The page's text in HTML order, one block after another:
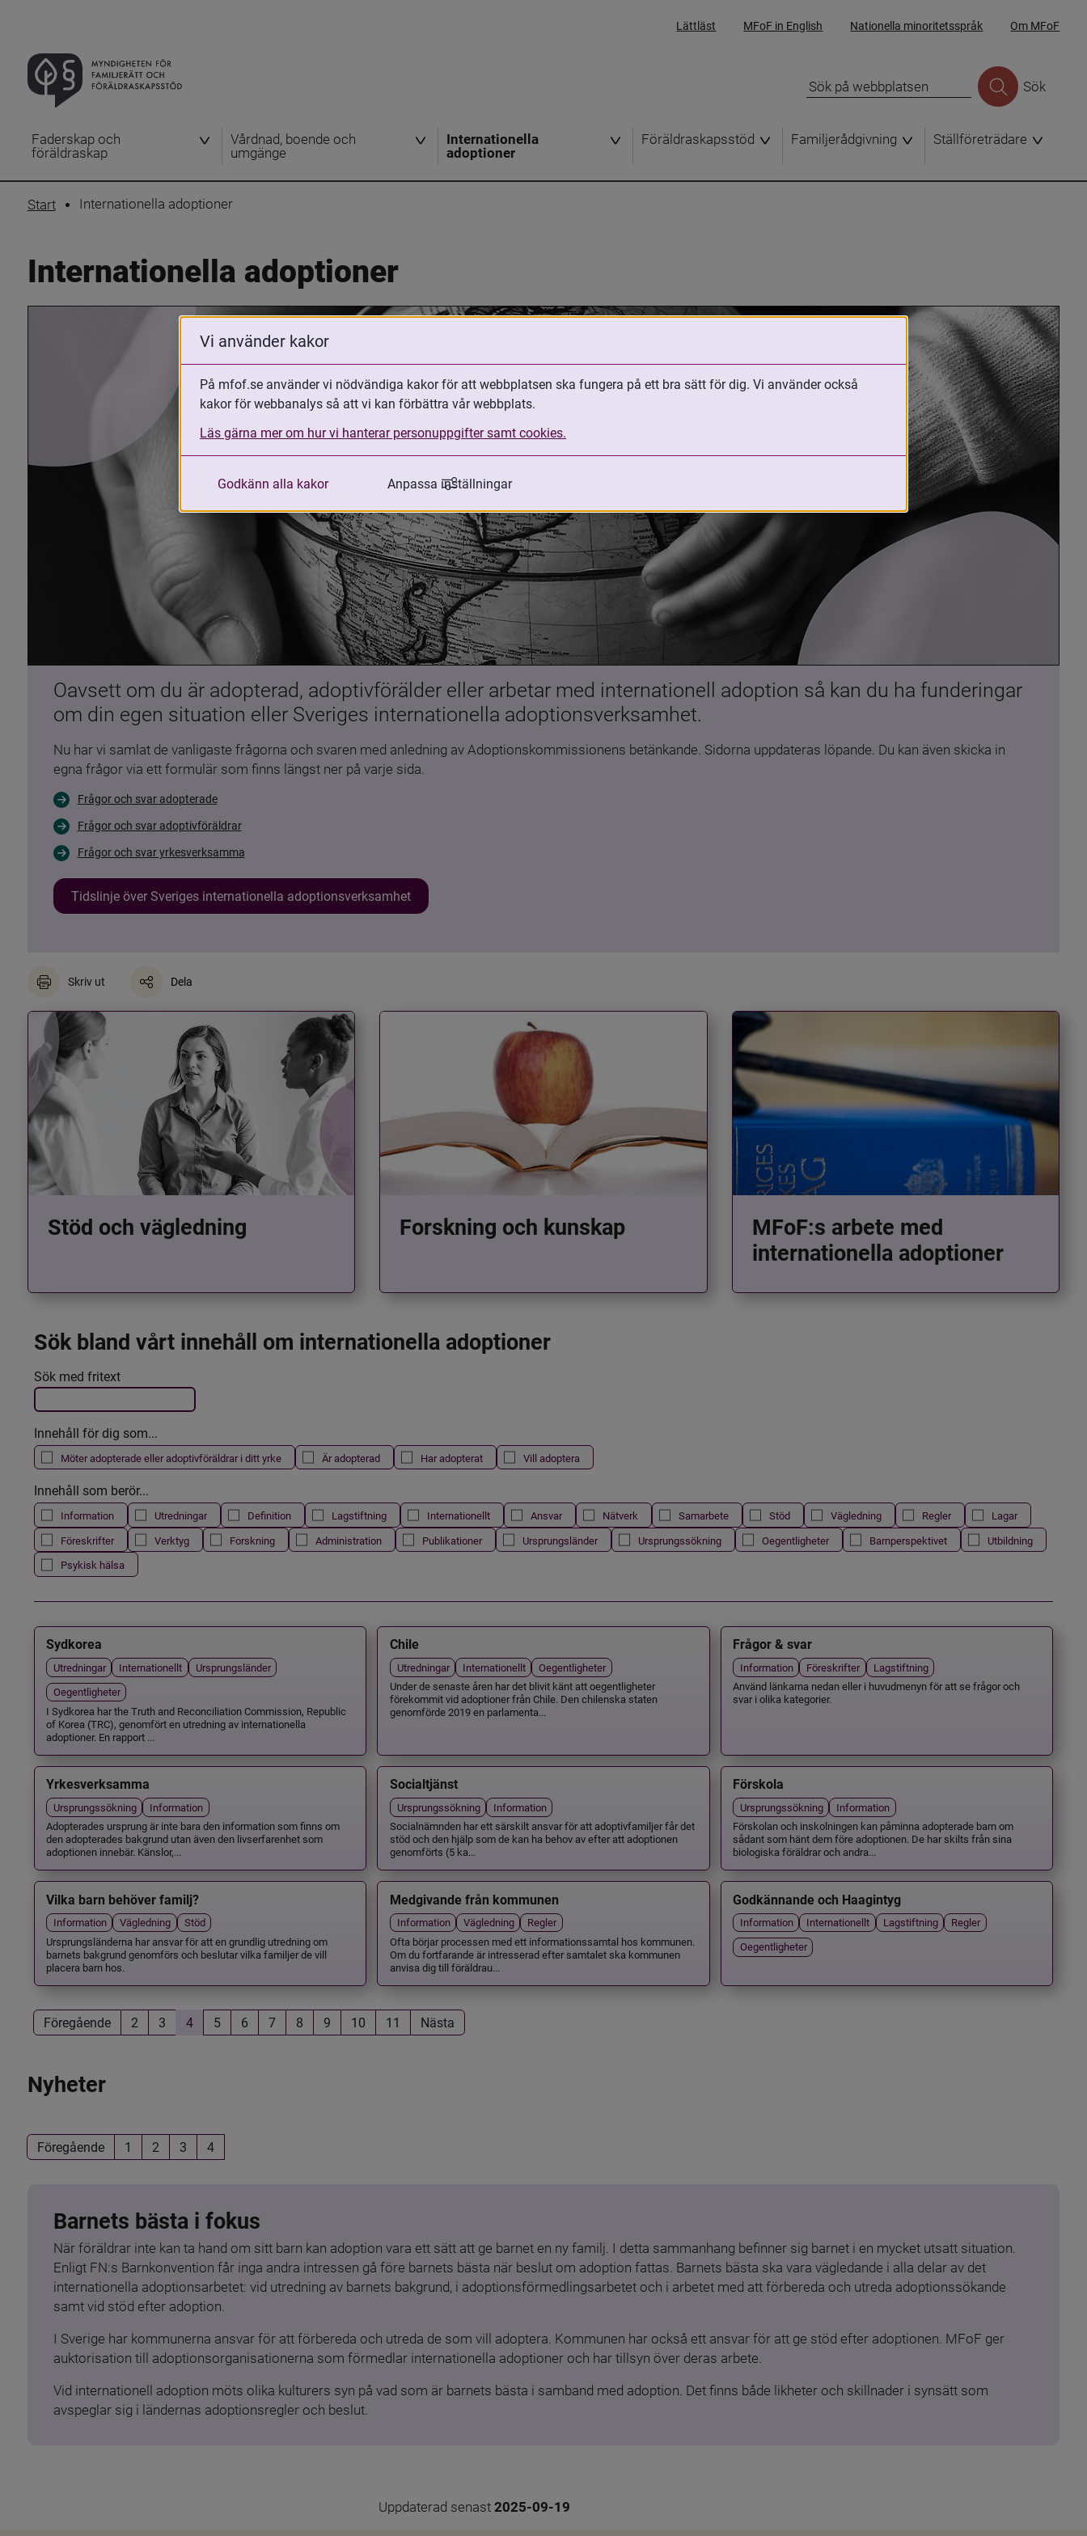
Lättläst MFoF in English Nationella minoritetsspråk Om MFoF
Sök
Faderskap och
föräldraskap
Vårdnad, boende och
umgänge
Internationella
adoptioner
Föräldraskapsstöd Familjerådgivning Ställföreträdare
Start Internationella adoptioner
Internationella adoptioner
Oavsett om du är adopterad, adoptivförälder eller arbetar med internationell adoption så kan du ha funderingar
om din egen situation eller Sveriges internationella adoptionsverksamhet.
Nu har vi samlat de vanligaste frågorna och svaren med anledning av Adoptionskommissionens betänkande. Sidorna uppdateras löpande. Du kan även skicka in
egna frågor via ett formulär som finns längst ner på varje sida.
Frågor och svar adopterade
Frågor och svar adoptivföräldrar
Frågor och svar yrkesverksamma
Tidslinje över Sveriges internationella adoptionsverksamhet
Skriv ut Dela
Stöd och vägledning Forskning och kunskap
MFoF:s arbete med
internationella adoptioner
Sök bland vårt innehåll om internationella adoptioner
Filtrera resultatet
Det här formuläret postas automatiskt
Sök med fritext
Innehåll för dig som...
Möter adopterade eller adoptivföräldrar i ditt yrke Är adopterad Har adopterat Vill adoptera
Innehåll som berör...
Information Utredningar Definition Lagstiftning Internationellt Ansvar Nätverk Samarbete Stöd Vägledning Regler
Lagar
Föreskrifter
Verktyg Forskning Administration Publikationer Ursprungsländer Ursprungssökning Oegentligheter Barnperspektivet
Utbildning
Psykisk hälsa
Sydkorea
Utredningar Internationellt
Ursprungsländer
Oegentligheter
I Sydkorea har the Truth and Reconciliation Commission, Republic
of Korea (TRC), genomfört en utredning av internationella
adoptioner. En rapport ...
Chile
Utredningar Internationellt
Oegentligheter
Under de senaste åren har det blivit känt att oegentligheter
förekommit vid adoptioner från Chile. Den chilenska staten
genomförde 2019 en parlamenta...
Frågor & svar
Information Föreskrifter
Lagstiftning
Använd länkarna nedan eller i huvudmenyn för att se frågor och
svar i olika kategorier.
Yrkesverksamma
Ursprungssökning
Information
Adopterades ursprung är inte bara den information som finns om
den adopterades bakgrund utan även den livserfarenhet som
adoptionen innebär. Känslor,...
Socialtjänst
Ursprungssökning
Information
Socialnämnden har ett särskilt ansvar för att adoptivfamiljer får det
stöd och den hjälp som de kan ha behov av efter att adoptionen
genomförts (5 ka...
Förskola
Ursprungssökning
Information
Förskolan och inskolningen kan påminna adopterade barn om
sådant som hänt dem före adoptionen. De har skilts från sina
biologiska föräldrar och andra...
Vilka barn behöver familj?
Information Vägledning
Stöd
Ursprungsländerna har ansvar för att en grundlig utredning om
barnets bakgrund genomförs och beslutar vilka familjer de vill
placera barn hos.
Medgivande från kommunen
Information Vägledning
Regler
Ofta börjar processen med ett informationssamtal hos kommunen.
Om du fortfarande är intresserad efter samtalet ska kommunen
anvisa dig till föräldrau...
Godkännande och Haagintyg
Information Internationellt Lagstiftning
Regler
Oegentligheter
Föregående 2 3 4 5 6 7 8 9 10 11 Nästa
Nyheter
Föregående 1 2 3 4
Barnets bästa i fokus
När föräldrar inte kan ta hand om sitt barn kan adoption vara ett sätt att ge barnet en ny familj. I detta sammanhang befinner sig barnet i en mycket utsatt situation.
Enligt FN:s Barnkonvention får inga andra intressen gå före barnets bästa när beslut om adoption fattas. Barnets bästa ska vara vägledande i alla delar av det
internationella adoptionsarbetet: vid utredning av barnets bakgrund, i adoptionsförmedlingsarbetet och i arbetet med att förbereda och utreda adoptionssökande
samt vid stöd efter adoption.
I Sverige har kommunerna ansvar för att förbereda och utreda de som vill adoptera. Kommunen har också ett ansvar för att ge stöd efter adoptionen. MFoF ger
auktorisation till adoptionsorganisationerna som förmedlar internationella adoptioner och har tillsyn över deras arbete.
Vid internationell adoption möts olika kulturers syn på vad som är barnets bästa i samband med adoption. Det finns både likheter och skillnader i synsätt som
avspeglar sig i ländernas adoptionsregler och beslut.
Uppdaterad senast 2025-09-19
Vi använder kakor
På mfof.se använder vi nödvändiga kakor för att webbplatsen ska fungera på ett bra sätt för dig. Vi använder också
kakor för webbanalys så att vi kan förbättra vår webbplats.
Läs gärna mer om hur vi hanterar personuppgifter samt cookies.
Godkänn alla kakor Anpassa inställningar